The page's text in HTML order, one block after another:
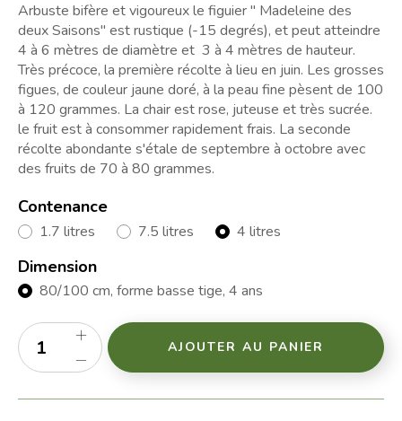
Arbuste bifère et vigoureux le figuier " Madeleine des
deux Saisons" est rustique (-15 degrés), et peut atteindre
4 à 6 mètres de diamètre et 3 à 4 mètres de hauteur.
Très précoce, la première récolte à lieu en juin. Les grosses
figues, de couleur jaune doré, à la peau fine pèsent de 100
à 120 grammes. La chair est rose, juteuse et très sucrée.
le fruit est à consommer rapidement frais. La seconde
récolte abondante s'étale de septembre à octobre avec
des fruits de 70 à 80 grammes.
Contenance
1.7 litres 7.5 litres 4 litres
Dimension
80/100 cm, forme basse tige, 4 ans
AJOUTER AU PANIER